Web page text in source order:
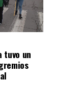
tuvo un